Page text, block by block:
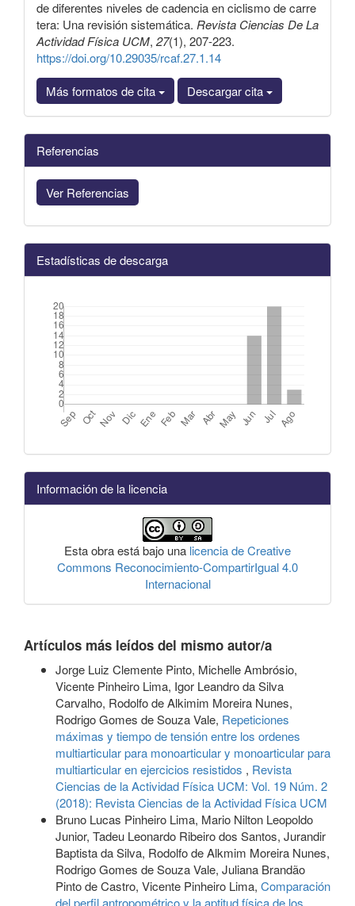
de diferentes niveles de cadencia en ciclismo de carre
tera: Una revisión sistemática. Revista Ciencias De La
Actividad Física UCM, 27(1), 207-223.
https://doi.org/10.29035/rcaf.27.1.14
Más formatos de cita
Descargar cita
Referencias
Ver Referencias
Estadísticas de descarga
Información de la licencia
Esta obra está bajo una licencia de Creative
Commons Reconocimiento-CompartirIgual 4.0
Internacional
Artículos más leídos del mismo autor/a
Jorge Luiz Clemente Pinto, Michelle Ambrósio,
Vicente Pinheiro Lima, Igor Leandro da Silva
Carvalho, Rodolfo de Alkimim Moreira Nunes,
Rodrigo Gomes de Souza Vale, Repeticiones
máximas y tiempo de tensión entre los ordenes
multiarticular para monoarticular y monoarticular para
multiarticular en ejercicios resistidos , Revista
Ciencias de la Actividad Física UCM: Vol. 19 Núm. 2
(2018): Revista Ciencias de la Actividad Física UCM
Bruno Lucas Pinheiro Lima, Mario Nilton Leopoldo
Junior, Tadeu Leonardo Ribeiro dos Santos, Jurandir
Baptista da Silva, Rodolfo de Alkmim Moreira Nunes,
Rodrigo Gomes de Souza Vale, Juliana Brandão
Pinto de Castro, Vicente Pinheiro Lima, Comparación
del perfil antropométrico y la aptitud física de los